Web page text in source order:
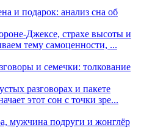
и подарок: анализ сна об
Джексе, страхе высоты и
тему самоценности, ...
и семечки: толкование
разговорах и пакете
этот сон с точки зре...
мужчина подруги и жонглёр